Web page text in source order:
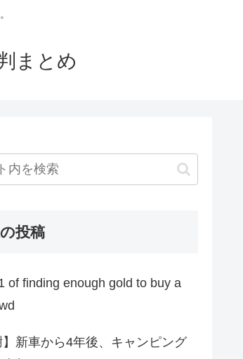
まとめ
投稿
of finding enough gold to buy a
】新車から4年後、キャンピング